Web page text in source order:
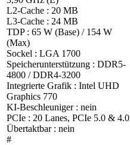
L2-Cache : 20 MB
L3-Cache : 24 MB
TDP : 65 W (Base) / 154 W
(Max)
Sockel : LGA 1700
Speicherunterstützung : DDR5-
4800 / DDR4-3200
Integrierte Grafik : Intel UHD
Graphics 770
KI-Beschleuniger : nein
PCIe : 20 Lanes, PCIe 5.0 & 4.0
Übertaktbar : nein
#